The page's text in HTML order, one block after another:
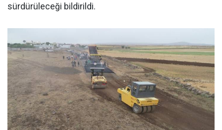
sürdürüleceği bildirildi.